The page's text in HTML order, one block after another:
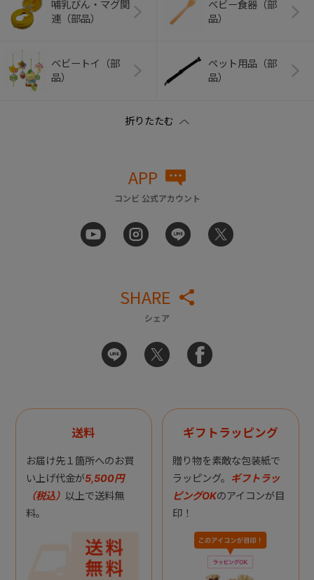
哺乳びん・マグ関
連（部品）
ベビー食器（部
品）
ベビートイ（部
品）
ペット用品（部
品）
APP
コンビ 公式アカウント
SHARE
シェア
送料
お届け先１箇所へのお買
い上げ代金が5,500円
（税込） 以上で送料無
料。
ギフトラッピング
贈り物を素敵な包装紙で
ラッピング。 ギフトラッ
ピングOKのアイコンが目
印！